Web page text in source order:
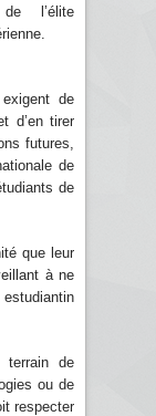
l’élite
de
d’en tirer
futures,
de
de
que leur
à ne
terrain de
ou de
respecter